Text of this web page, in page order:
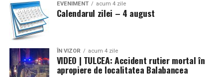
EVENIMENT acum 4 zile
Calendarul zilei – 4 august
ÎN VIZOR acum 4 zile
VIDEO | TULCEA: Accident rutier mortal în
apropiere de localitatea Balabancea